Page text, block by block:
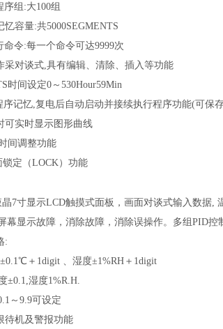
组:大100组
忆容量:共5000SEGMENTS
命令:每一个命令可达9999次
采对谈式,具有编辑、清除、插入等功能
时间设定0～530Hour59Min
序记忆,复电后自动启动并接续执行程序功能(可保
可实时显示图形曲线
间调整功能
锁定（LOCK）功能
7寸显示LCD触摸式面板，画面对谈式输入数据,
幕显示故障，消除故障，消除误操作。多组PID
:
＋1digit 、湿度±1%RH＋1digit
±0.1,湿度1%R.H.
～9.9可设定
待机及警报功能